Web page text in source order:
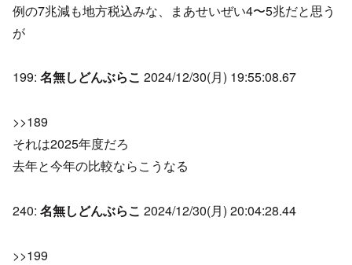
例の7兆減も地方税込みな、まあせいぜい4〜5兆だと思う
が
199: 名無しどんぶらこ 2024/12/30(月) 19:55:08.67
>>189
それは2025年度だろ
去年と今年の比較ならこうなる
240: 名無しどんぶらこ 2024/12/30(月) 20:04:28.44
>>199